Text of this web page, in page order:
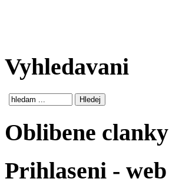
Vyhledavani
Oblibene clanky
Prihlaseni - web